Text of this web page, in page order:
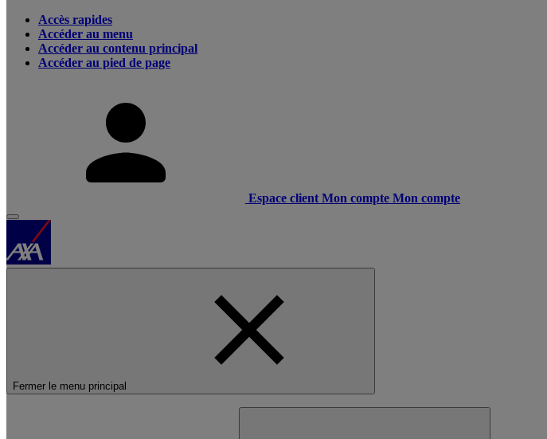
Accès rapides
Accéder au menu
Accéder au contenu principal
Accéder au pied de page
Espace client Mon compte Mon compte
Fermer le menu principal